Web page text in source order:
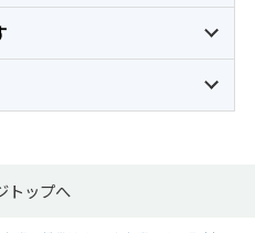
トップへ